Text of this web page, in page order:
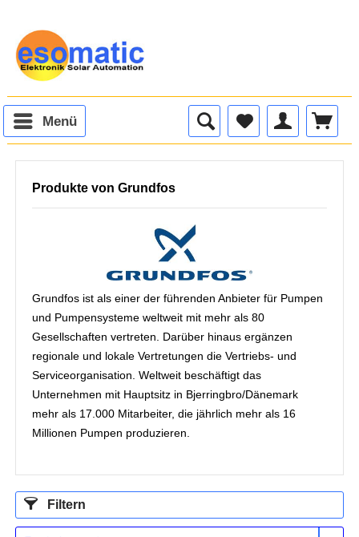
Menü
Produkte von Grundfos
Grundfos ist als einer der führenden Anbieter für Pumpen
und Pumpensysteme weltweit mit mehr als 80
Gesellschaften vertreten. Darüber hinaus ergänzen
regionale und lokale Vertretungen die Vertriebs- und
Serviceorganisation. Weltweit beschäftigt das
Unternehmen mit Hauptsitz in Bjerringbro/Dänemark
mehr als 17.000 Mitarbeiter, die jährlich mehr als 16
Millionen Pumpen produzieren.
Filtern